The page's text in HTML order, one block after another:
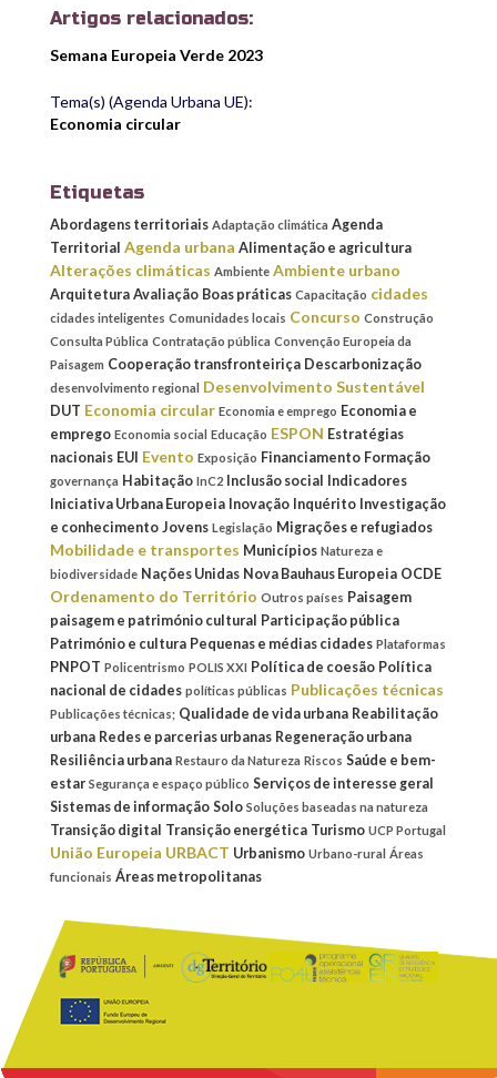
Artigos relacionados:
Semana Europeia Verde 2023
Tema(s) (Agenda Urbana UE):
Economia circular
Etiquetas
Abordagens territoriais Adaptação climática Agenda
Territorial Agenda urbana Alimentação e agricultura
Alterações climáticas Ambiente Ambiente urbano
Arquitetura Avaliação Boas práticas Capacitação cidades
cidades inteligentes Comunidades locais Concurso Construção
Consulta Pública Contratação pública Convenção Europeia da
Paisagem Cooperação transfronteiriça Descarbonização
desenvolvimento regional Desenvolvimento Sustentável
DUT Economia circular Economia e emprego Economia e
emprego Economia social Educação ESPON Estratégias
nacionais EUI Evento Exposição Financiamento Formação
governança Habitação InC2 Inclusão social
Indicadores
Iniciativa Urbana Europeia Inovação Inquérito Investigação
e conhecimento Jovens Legislação Migrações e refugiados
Mobilidade e transportes Municípios Natureza e
biodiversidade Nações Unidas Nova Bauhaus Europeia OCDE
Ordenamento do Território Outros países Paisagem
paisagem e património cultural Participação pública
Património e cultura Pequenas e médias cidades Plataformas
PNPOT Policentrismo POLIS XXI Política de coesão Política
nacional de cidades políticas públicas Publicações técnicas
Publicações técnicas; Qualidade de vida urbana Reabilitação
urbana Redes e parcerias urbanas Regeneração urbana
Resiliência urbana Restauro da Natureza Riscos Saúde e bem-
estar Segurança e espaço público Serviços de interesse geral
Sistemas de informação Solo Soluções baseadas na natureza
Transição digital Transição energética Turismo UCP Portugal
União Europeia URBACT Urbanismo Urbano-rural Áreas
funcionais Áreas metropolitanas